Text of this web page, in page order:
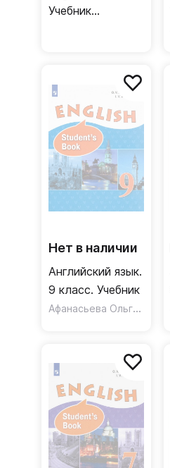
Учебник
Нет в наличии
Английский язык.
9 класс. Учебник
Афанасьева Ольга Васильевна